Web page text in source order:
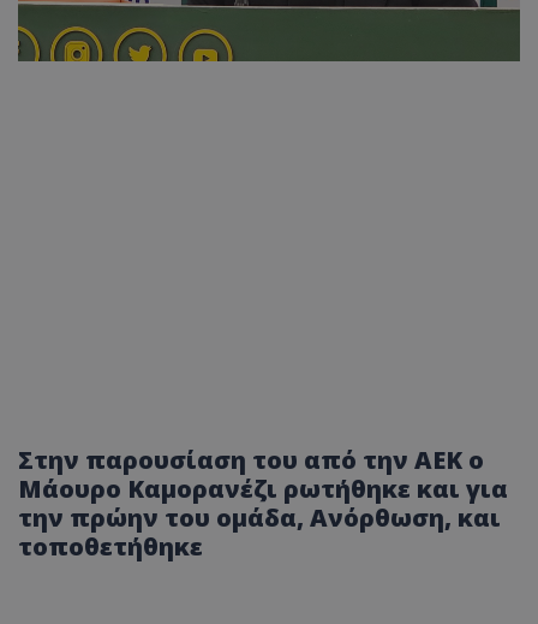
Στην παρουσίαση του από την ΑΕΚ ο
Μάουρο Καμορανέζι ρωτήθηκε και για
την πρώην του ομάδα, Ανόρθωση, και
τοποθετήθηκε